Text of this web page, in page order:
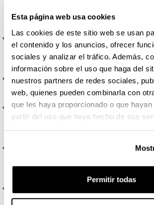
Esta página web usa cookies
Las cookies de este sitio web se usan
el contenido y los anuncios, ofrecer
sociales y analizar el tráfico. Además,
información sobre el uso que haga del
nuestros partners de redes sociales,
web, quienes pueden combinarla con
que les haya proporcionado o que
partir del uso que haya hecho de sus
Permitir todas
procura.
RCO4-Reconocer las situaciones de
intereses que pueden producirse en la
profesional.
RCO5-Identificar las técnicas de
conflictos más pertinentes en cada
RCO6-Formular los requerimientos de
organización determinantes para el
jurídico y representación procesal.
RCO7-Determinar la instancia
para representar a los interesados